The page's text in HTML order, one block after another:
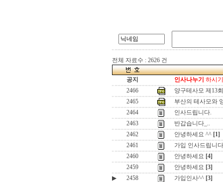
전체 자료수 : 2626 건
공지 인사나누기 하시
2466
양구테사모 제13
2465
부산의 테사모와
2464
인사드립니다.
2463
반갑습니다_..
2462
안녕하세요 ^^ [1]
2461
가입 인사드립니
2460
안녕하세요 [4]
2459
안녕하세요 [3]
▶
2458 가입인사^^ [3]